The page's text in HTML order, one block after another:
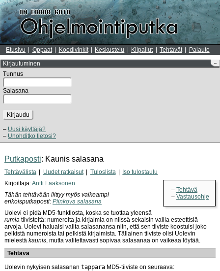
Etusivu Oppaat Koodivinkit Keskustelu Kilpailut Tehtävät Palaute
–
Kirjautuminen
Tunnus
Salasana
Kirjaudu
Uusi käyttäjä?
Unohditko tietosi?
Putkaposti: Kaunis salasana
Tehtävälista Uudet ratkaisut Tuloslista Iso tulostaulu
Tehtävä
Vastausohje
Kirjoittaja:Antti Laaksonen
Tähän tehtävään liittyy myös vaikeampi
erikoisputkaposti: Piinkova salasana
Uolevi ei pidä MD5-funktiosta, koska se tuottaa yleensä
rumia tiivisteitä: numeroita ja kirjaimia on niissä sekaisin vailla esteettisiä
arvoja. Uolevi haluaisi valita salasanansa niin, että sen tiiviste koostuisi joko
pelkistä numeroista tai pelkistä kirjaimista. Tällainen tiiviste olisi Uolevin
mielestä kaunis, mutta valitettavasti sopivaa salasanaa on vaikeaa löytää.
Tehtävä
Uolevin nykyisen salasanan tappara MD5-tiiviste on seuraava: